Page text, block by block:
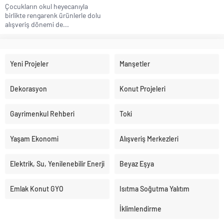
Çocukların okul heyecanıyla
birlikte rengarenk ürünlerle dolu
alışveriş dönemi de...
Yeni Projeler Manşetler
Dekorasyon Konut Projeleri
Gayrimenkul Rehberi Toki
Yaşam Ekonomi Alışveriş Merkezleri
Elektrik, Su, Yenilenebilir Enerji Beyaz Eşya
Emlak Konut GYO Isıtma Soğutma Yalıtım
İklimlendirme